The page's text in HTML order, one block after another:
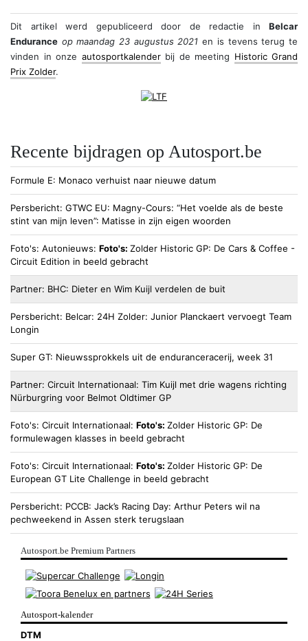
Dit artikel werd gepubliceerd door de redactie in Belcar
Endurance op maandag 23 augustus 2021 en is tevens terug te
vinden in onze autosportkalenderbij de meeting Historic Grand
Prix Zolder.
Recente bijdragen op Autosport.be
Formule E Monaco verhuist naar nieuwe datum
Persbericht GTWC EU
Magny-Cours: “Het voelde als de beste
stint van mijn leven”: Matisse in zijn eigen woorden
Foto's Autonieuws Foto's: Zolder Historic GP: De Cars & Coffee -
Circuit Edition in beeld gebracht
Partner BHC Dieter en Wim Kuijl verdelen de buit
Persbericht Belcar 24H Zolder: Junior Planckaert vervoegt Team
Longin
Super GT Nieuwssprokkels uit de enduranceracerij, week 31
Partner Circuit Internationaal Tim Kuijl met drie wagens richting
Nürburgring voor Belmot Oldtimer GP
Foto's Circuit Internationaal Foto's: Zolder Historic GP: De
formulewagen klasses in beeld gebracht
Foto's Circuit Internationaal Foto's: Zolder Historic GP: De
European GT Lite Challenge in beeld gebracht
Persbericht PCCB Jack’s Racing Day: Arthur Peters wil na
pechweekend in Assen sterk terugslaan
Autosport.be Premium Partners
Autosport-kalender
DTM